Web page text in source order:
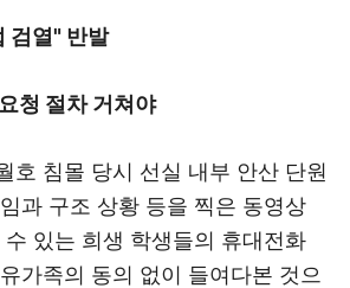
검열" 반발
청 절차 거쳐야
호 침몰 당시 선실 내부 안산 단원
과 구조 상황 등을 찍은 동영상
있는 희생 학생들의 휴대전화
가족의 동의 없이 들여다본 것으